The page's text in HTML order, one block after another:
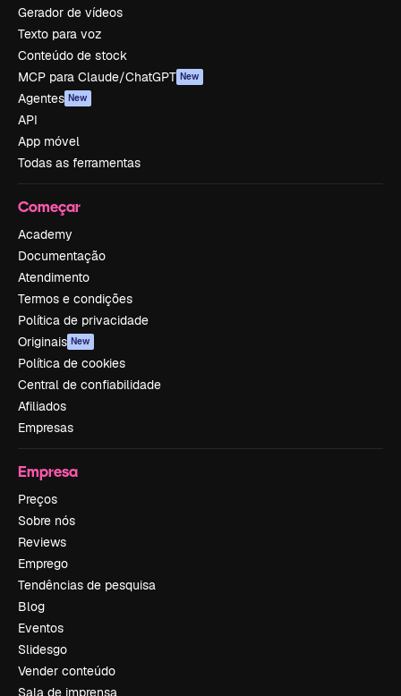
Gerador de vídeos
Texto para voz
Conteúdo de stock
MCP para Claude/ChatGPT New
Agentes New
API
App móvel
Todas as ferramentas
Começar
Academy
Documentação
Atendimento
Termos e condições
Política de privacidade
Originais New
Política de cookies
Central de confiabilidade
Afiliados
Empresas
Empresa
Preços
Sobre nós
Reviews
Emprego
Tendências de pesquisa
Blog
Eventos
Slidesgo
Vender conteúdo
Sala de imprensa